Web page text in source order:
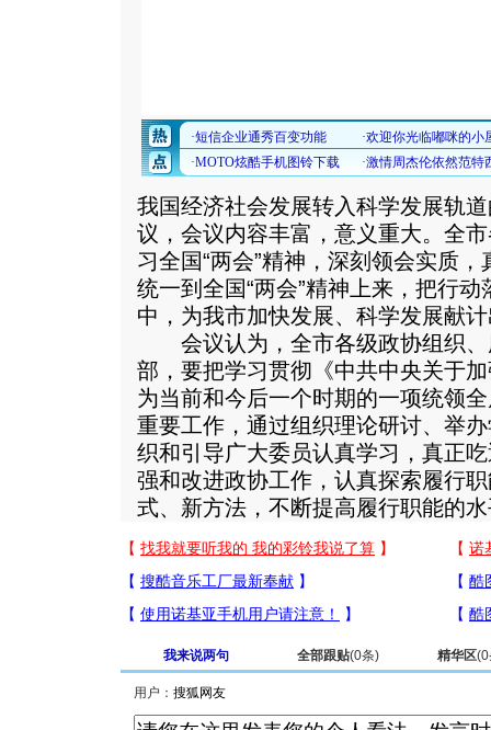
我国经济社会发展转入科学发展轨
议，会议内容丰富，意义重大。全
习全国“两会”精神，深刻领会实质
统一到全国“两会”精神上来，把行动
中，为我市加快发展、科学发展献
会议认为，全市各级政协组织、
部，要把学习贯彻《中共中央关于
为当前和今后一个时期的一项统领
重要工作，通过组织理论研讨、举
织和引导广大委员认真学习，真正
强和改进政协工作，认真探索履行
式、新方法，不断提高履行职能的
我来说两句 全部跟贴(0条) 精华区(0
用户：